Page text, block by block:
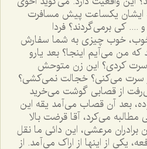
ايشان يکساعت پيش مسافرت
و .... کى برمى‌گردند؟ فردا
خوب، خوب چيزى به شما سفارش
که من مى‌آيم اينجا؟ بعد يارو
کردى؟ اين زن متوحش
سرت مى‌کنى؟ خجالت نمى‌کشى؟
از قصابى گوشت مى‌خريد
بعد آن قصاب مى‌آمد يقه اين
مطالبه مى‌کرد، آقا قرضت بالا
برادران مرعشى، اين دائى ما نقل
يکى از اينها از اراک مى‌آمد. از